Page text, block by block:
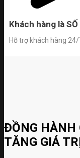
Khách hàng là SỐ
Hỗ trợ khách hàng
ĐỒNG HÀNH
TĂNG GIÁ